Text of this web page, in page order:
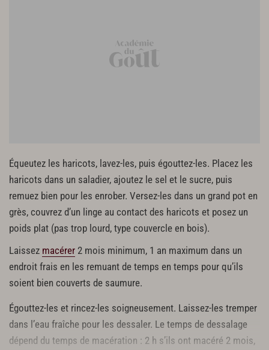
Équeutez les haricots, lavez-les, puis égouttez-les. Placez les
haricots dans un saladier, ajoutez le sel et le sucre, puis
remuez bien pour les enrober. Versez-les dans un grand pot en
grès, couvrez d’un linge au contact des haricots et posez un
poids plat (pas trop lourd, type couvercle en bois).
Laissez macérer 2 mois minimum, 1 an maximum dans un
endroit frais en les remuant de temps en temps pour qu’ils
soient bien couverts de saumure.
Égouttez-les et rincez-les soigneusement. Laissez-les tremper
dans l’eau fraîche pour les dessaler. Le temps de dessalage
dépend du temps de macération : 2 h s’ils ont macéré 2 mois,